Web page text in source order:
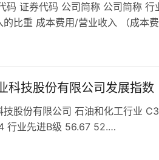
码 证券代码 公司简称 公司简称
的比重 成本费用/营业收入 （成本
科技股份有限公司发展指数
技股份有限公司 石油和化工行业
行业先进B级 56.67 52.…